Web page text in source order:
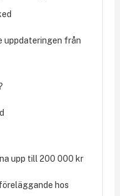
uppdateringen från
upp till 200 000 kr
hos